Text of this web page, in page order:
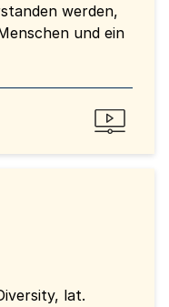
werden,
und ein
lat.